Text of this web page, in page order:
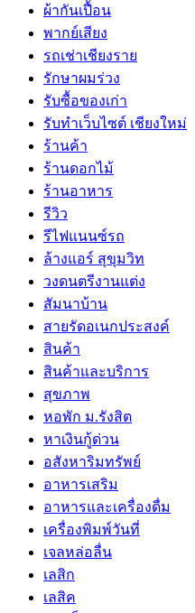
ผ้ากันเปื้อน
พากย์เสียง
รถเช่าเชียงราย
รักษาผมร่วง
รับซื้อของเก่า
รับทำเว็บไซต์ เชียงใหม่
ร้านค้า
ร้านดอกไม้
ร้านอาหาร
รีวิว
รีไฟแนนซ์รถ
ล้างแอร์ สุขุมวิท
วงดนตรีงานแต่ง
สัมนาบ้าน
สายรัดอเนกประสงค์
สินค้า
สินค้าและบริการ
สุขภาพ
หอพัก ม.รังสิต
หาเงินกู้ด่วน
อสังหาริมทรัพย์
อาหารเสริม
อาหารและเครื่องดื่ม
เครื่องพิมพ์วันที่
เจลหล่อลื่น
เลสิก
เลสิค